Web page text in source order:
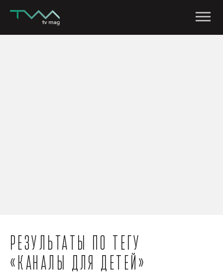
Результаты по тегу
«Каналы для детей»